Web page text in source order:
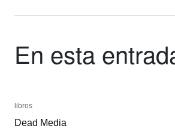
En esta
libros
Dead Media
libros
Dead Media